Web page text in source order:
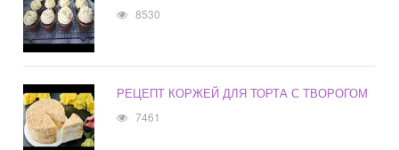
8530
РЕЦЕПТ КОРЖЕЙ ДЛЯ ТОРТА С ТВОРОГОМ
7461